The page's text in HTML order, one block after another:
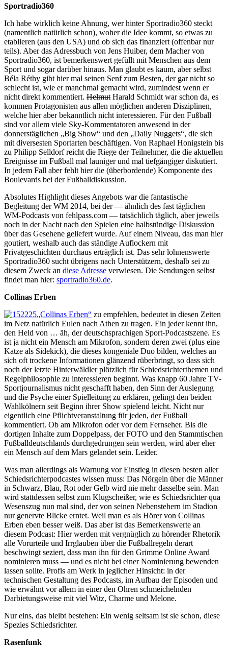
Sportradio360
Ich habe wirklich keine Ahnung, wer hinter Sportradio360 steckt
(namentlich natürlich schon), woher die Idee kommt, so etwas zu
etablieren (aus den USA) und ob sich das finanziert (offenbar nur
teils). Aber das Adressbuch von Jens Huiber, dem Macher von
Sportradio360, ist bemerkenswert gefüllt mit Menschen aus dem
Sport und sogar darüber hinaus. Man glaubt es kaum, aber selbst
Béla Réthy gibt hier mal seinen Senf zum Besten, der gar nicht so
schlecht ist, wie er manchmal gemacht wird, zumindest wenn er
nicht direkt kommentiert. Helmut Harald Schmidt war schon da, es
kommen Protagonisten aus allen möglichen anderen Disziplinen,
welche hier aber bekanntlich nicht interessieren. Für den Fußball
sind vor allem viele Sky-Kommentatoren anwesend in der
donnerstäglichen „Big Show“ und den „Daily Nuggets“, die sich
mit diversesten Sportarten beschäftigen. Von Raphael Honigstein bis
zu Philipp Selldorf reicht die Riege der Teilnehmer, die die aktuellen
Ereignisse im Fußball mal launiger und mal tiefgängiger diskutiert.
In jedem Fall aber fehlt hier die (überbordende) Komponente des
Boulevards bei der Fußballdiskussion.
Absolutes Highlight dieses Angebots war die fantastische
Begleitung der WM 2014, bei der — ähnlich des fast täglichen
WM-Podcasts von fehlpass.com — tatsächlich täglich, aber jeweils
noch in der Nacht nach den Spielen eine halbstündige Diskussion
über das Gesehene geliefert wurde. Auf einem Niveau, das man hier
goutiert, weshalb auch das ständige Auflockern mit
Privatgeschichten durchaus erträglich ist. Das sehr lohnenswerte
Sportradio360 sucht übrigens nach Unterstützern, deshalb sei zu
diesem Zweck an diese Adresse verwiesen. Die Sendungen selbst
findet man hier: sportradio360.de.
Collinas Erben
„Collinas Erben“ zu empfehlen, bedeutet in diesen Zeiten
im Netz natürlich Eulen nach Athen zu tragen. Ein jeder kennt ihn,
den Held von … äh, der deutschsprachigen Sport-Podcastszene. Es
ist ja nicht ein Mensch am Mikrofon, sondern deren zwei (plus eine
Katze als Sidekick), die dieses kongeniale Duo bilden, welches an
sich oft trockene Informationen glänzend rüberbringt, so dass sich
noch der letzte Hinterwäldler plötzlich für Schiedsrichterthemen und
Regelphilosophie zu interessieren beginnt. Was knapp 60 Jahre TV-
Sportjournalismus nicht geschafft haben, den Sinn der Auslegung
und die Psyche einer Spielleitung zu erklären, gelingt den beiden
Wahlkölnern seit Beginn ihrer Show spielend leicht. Nicht nur
eigentlich eine Pflichtveranstaltung für jeden, der Fußball
kommentiert. Ob am Mikrofon oder vor dem Fernseher. Bis die
dortigen Inhalte zum Doppelpass, der FOTO und den Stammtischen
Fußballdeutschlands durchgedrungen sein werden, wird aber eher
ein Mensch auf dem Mars gelandet sein. Leider.
Was man allerdings als Warnung vor Einstieg in diesen besten aller
Schiedsrichterpodcastes wissen muss: Das Nörgeln über die Männer
in Schwarz, Blau, Rot oder Gelb wird nie mehr dasselbe sein. Man
wird stattdessen selbst zum Klugscheißer, wie es Schiedsrichter qua
Wesenszug nun mal sind, der von seinen Nebenstehern im Stadion
nur genervte Blicke erntet. Weil man es als Hörer von Collinas
Erben eben besser weiß. Das aber ist das Bemerkenswerte an
diesem Podcast: Hier werden mit vergnüglich zu hörender Rhetorik
alle Vorurteile und Irrglauben über die Fußballregeln derart
beschwingt seziert, dass man ihn für den Grimme Online Award
nominieren muss — und es nicht bei einer Nominierung bewenden
lassen sollte. Profis am Werk in jeglicher Hinsicht: in der
technischen Gestaltung des Podcasts, im Aufbau der Episoden und
wie erwähnt vor allem in einer den Ohren schmeichelnden
Darbietungsweise mit viel Witz, Charme und Melone.
Nur eins, das bleibt bestehen: Ein wenig seltsam ist sie schon, diese
Spezies Schiedsrichter.
Rasenfunk